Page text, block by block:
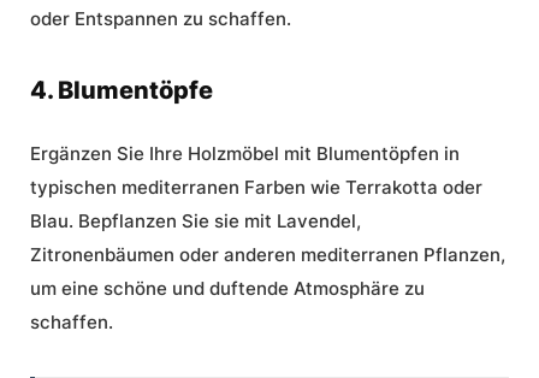
oder Entspannen zu schaffen.
4. Blumentöpfe
Ergänzen Sie Ihre Holzmöbel mit Blumentöpfen in
typischen mediterranen Farben wie Terrakotta oder
Blau. Bepflanzen Sie sie mit Lavendel,
Zitronenbäumen oder anderen mediterranen Pflanzen,
um eine schöne und duftende Atmosphäre zu
schaffen.